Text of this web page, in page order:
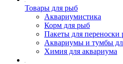
Товары для рыб
Аквариумистика
Корм для рыб
Пакеты для переноски
Аквариумы и тумбы
Химия для аквариума